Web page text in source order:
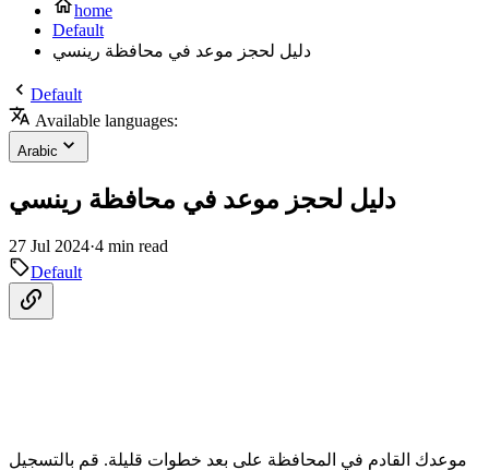
home
Default
دليل لحجز موعد في محافظة رينسي
Default
Available languages:
Arabic
دليل لحجز موعد في محافظة رينسي
27 Jul 2024·4 min read
Default
موعدك القادم في المحافظة على بعد خطوات قليلة. قم بالتسجيل